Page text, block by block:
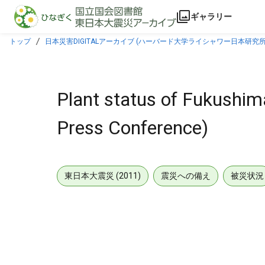
本文に飛ぶ
ギャラリー
トップ 日本災害DIGITALアーカイブ (ハーバード大学ライシャワー日本研究
Plant status of
Press Conference)
東日本大震災 (2011) 震災への備え 被災状況